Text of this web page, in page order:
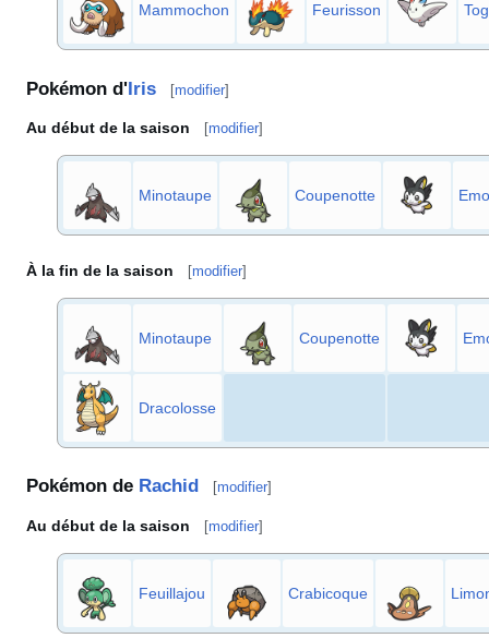
Mammochon Feurisson
Pokémon d'Iris [modifier]
Au début de la saison [modifier]
Minotaupe Coupenotte
À la fin de la saison [modifier]
Minotaupe Coupenotte
Dracolosse
Pokémon de Rachid [modifier]
Au début de la saison [modifier]
Feuillajou Crabicoque